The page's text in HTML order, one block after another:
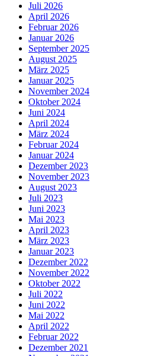
Juli 2026
April 2026
Februar 2026
Januar 2026
September 2025
August 2025
März 2025
Januar 2025
November 2024
Oktober 2024
Juni 2024
April 2024
März 2024
Februar 2024
Januar 2024
Dezember 2023
November 2023
August 2023
Juli 2023
Juni 2023
Mai 2023
April 2023
März 2023
Januar 2023
Dezember 2022
November 2022
Oktober 2022
Juli 2022
Juni 2022
Mai 2022
April 2022
Februar 2022
Dezember 2021